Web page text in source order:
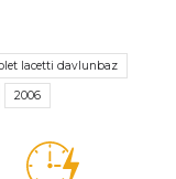
formunu kullanarak
lacetti davlunbaz
2006